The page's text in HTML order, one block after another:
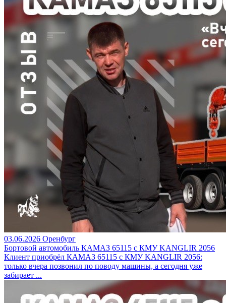
03.06.2026 Оренбург
Бортовой автомобиль КАМАЗ 65115 с КМУ KANGLIR 2056
Клиент приобрёл КАМАЗ 65115 с КМУ KANGLIR 2056:
только вчера позвонил по поводу машины, а сегодня уже
забирает ...